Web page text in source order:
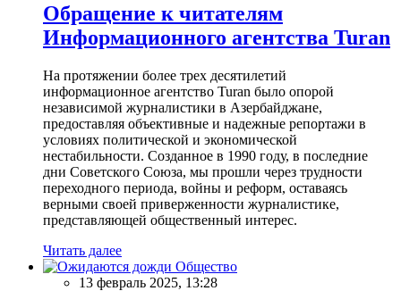
Обращение к читателям
Информационного агентства Turan
На протяжении более трех десятилетий
информационное агентство Turan было опорой
независимой журналистики в Азербайджане,
предоставляя объективные и надежные репортажи в
условиях политической и экономической
нестабильности. Созданное в 1990 году, в последние
дни Советского Союза, мы прошли через трудности
переходного периода, войны и реформ, оставаясь
верными своей приверженности журналистике,
представляющей общественный интерес.
Читать далее
Общество
13 февраль 2025, 13:28